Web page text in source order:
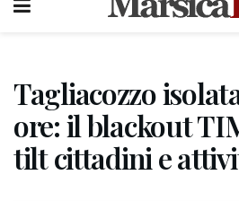
Tagliacozzo
ore: il blackout
tilt cittadini e